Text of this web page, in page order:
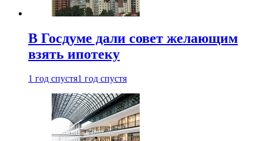
В Госдуме дали совет желающим
взять ипотеку
1 год спустя1 год спустя